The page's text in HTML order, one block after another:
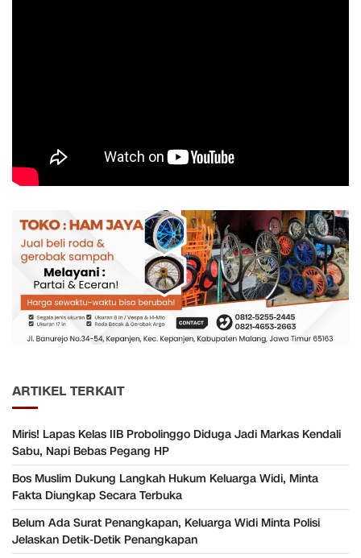
ARTIKEL TERKAIT
Miris! Lapas Kelas IIB Probolinggo Diduga Jadi Markas Kendali
Sabu, Napi Bebas Pegang HP
Bos Muslim Dukung Langkah Hukum Keluarga Widi, Minta
Fakta Diungkap Secara Terbuka
Belum Ada Surat Penangkapan, Keluarga Widi Minta Polisi
Jelaskan Detik-Detik Penangkapan